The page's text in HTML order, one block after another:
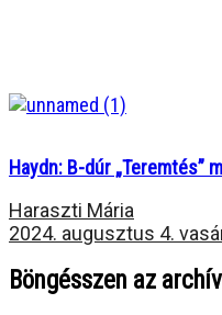
Haydn: B-dúr „Teremtés”
Haraszti Mária
2024. augusztus 4.
Böngésszen az